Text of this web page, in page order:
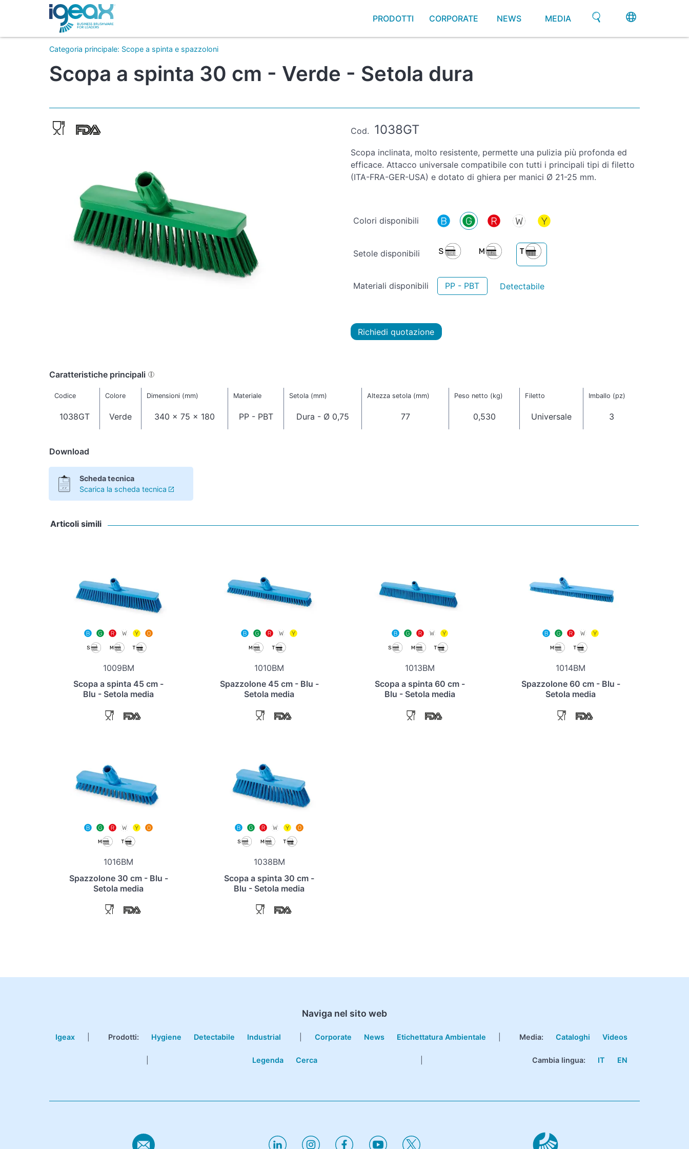
PRODOTTI CORPORATE NEWS MEDIA
Categoria principale: Scope a spinta e spazzoloni
Scopa a spinta 30 cm - Verde - Setola dura
Cod. 1038GT
Scopa inclinata, molto resistente, permette una pulizia più profonda ed
efficace. Attacco universale compatibile con tutti i principali tipi di filetto
(ITA-FRA-GER-USA) e dotato di ghiera per manici Ø 21-25 mm.
Colori disponibili
Setole disponibili
Materiali disponibili PP - PBT Detectabile
Richiedi quotazione
Caratteristiche principali
Codice Colore Dimensioni (mm) Materiale Setola (mm) Altezza setola (mm) Peso netto (kg) Filetto Imballo (pz)
1038GT Verde 340 x 75 x 180 PP - PBT Dura - Ø 0,75 77 0,530 Universale 3
Download
Scheda tecnica
Scarica la scheda tecnica
Articoli simili
1009BM
Scopa a spinta 45 cm -
Blu - Setola media
1010BM
Spazzolone 45 cm - Blu -
Setola media
1013BM
Scopa a spinta 60 cm -
Blu - Setola media
1014BM
Spazzolone 60 cm - Blu -
Setola media
1016BM
Spazzolone 30 cm - Blu -
Setola media
1038BM
Scopa a spinta 30 cm -
Blu - Setola media
Naviga nel sito web
Igeax Prodotti: Hygiene Detectabile Industrial Corporate News Etichettatura Ambientale Media: Cataloghi Videos
Legenda Cerca Cambia lingua: IT EN